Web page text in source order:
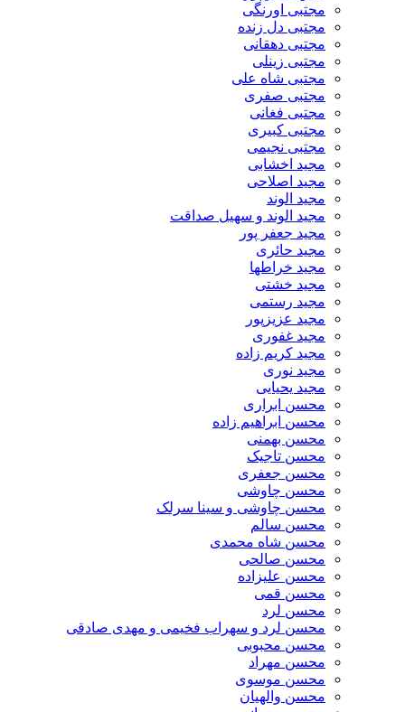
مجتبی اورنگی
مجتبی دل زنده
مجتبی دهقانی
مجتبی زینلی
مجتبی شاه علی
مجتبی صفری
مجتبی فغانی
مجتبی کبیری
مجتبی نجیمی
مجید اخشابی
مجید اصلاحی
مجید الوند‎
مجید الوند و سهیل صداقت
مجید جعفر پور
مجید حائری
مجید خراطها
مجید خشتی
مجید رستمی
مجید عزیزپور
مجید غفوری
مجید کریم زاده
مجید نوری
مجید یحیایی
محسن ابراری
محسن ابراهیم زاده
محسن بهمنی
محسن تاجیک
محسن جعفری
محسن چاوشی
محسن چاوشی و سینا سرلک
محسن سالم
محسن شاه محمدی
محسن صالحی
محسن علیزاده
محسن قمی
محسن لرد
محسن لرد و سهراب فخیمی و مهدی صادقی
محسن محبوبی
محسن مهراد
محسن موسوی
محسن والهیان